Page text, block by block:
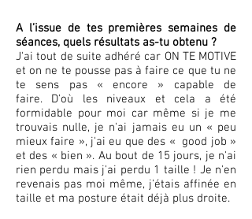
A l’issue de tes premières semaines de
séances, quels résultats as-tu obtenu ?
J'ai tout de suite adhéré car ON TE MOTIVE
et on ne te pousse pas à faire ce que tu ne
te sens pas « encore » capable de
faire. D'où les niveaux et cela a été
formidable pour moi car même si je me
trouvais nulle, je n'ai jamais eu un « peu
mieux faire », j'ai eu que des « good job »
et des « bien ». Au bout de 15 jours, je n'ai
rien perdu mais j'ai perdu 1 taille ! Je n'en
revenais pas moi même, j'étais affinée en
taille et ma posture était déjà plus droite.